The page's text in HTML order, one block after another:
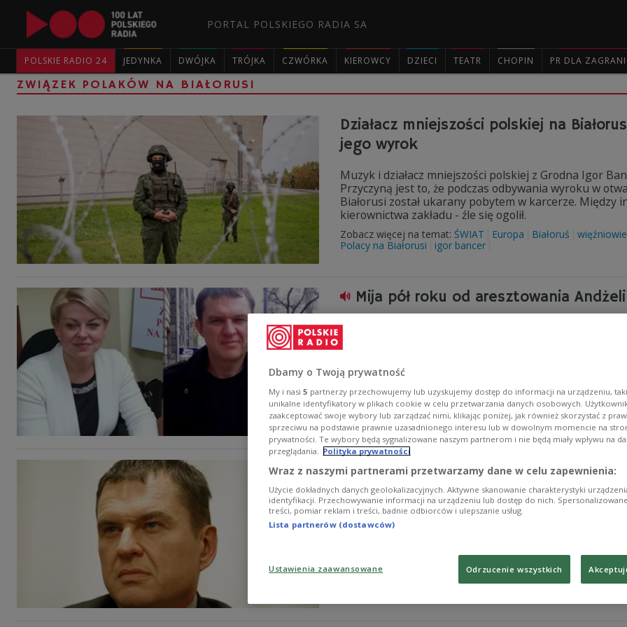
PORTAL POLSKIEGO RADIA SA
POLSKIE RADIO 24 JEDYNKA DWÓJKA TRÓJKA CZWÓRKA KIEROWCY DZIECI TEATR CHOPIN PR DLA
ZWIĄZEK POLAKÓW NA BIAŁORUSI
Działacz mniejszości polskiej na
jego wyrok
Muzyk i działacz mniejszości polskiej z Grodna Igor
Przyczyną jest to, że podczas odbywania wyroku w
Białorusi został ukarany pobytem w karcerze. Między
kierownictwa zakładu - źle się ogolił.
Zobacz więcej na temat: ŚWIAT Europa Białoruś
Polacy na Białorusi
igor bancer
Mija pół roku od aresztowania
Mija pół roku od aresztowania szefowej Związku
dni później Andrzej Poczobut przebywają w areszcie
"podżeganie do nienawiści".
Zobacz więcej na temat:
Radio Swaboda publikuje fragment
Nie będę prosić o ułaskawienie, nawet pod presją –
Związku Polaków na Białorusi, który od marca
nienawiści”.
Dbamy o Twoją prywatność
My i nasi 5 partnerzy przechowujemy lub uzyskujemy dostęp do informacji na urządzeniu,
unikalne identyfikatory w plikach cookie w celu przetwarzania danych osobowych.
zaakceptować swoje wybory lub zarządzać nimi, klikając poniżej, jak również skorzystać z
sprzeciwu na podstawie prawnie uzasadnionego interesu lub w dowolnym momencie na
prywatności. Te wybory będą sygnalizowane naszym partnerom i nie będą miały wpływu na
przeglądania. Polityka prywatności
Wraz z naszymi partnerami przetwarzamy dane w celu zapewnienia:
Użycie dokładnych danych geolokalizacyjnych. Aktywne skanowanie charakterystyki
identyfikacji. Przechowywanie informacji na urządzeniu lub dostęp do nich.
treści, pomiar reklam i treści, badnie odbiorców i ulepszanie usług.
Lista partnerów (dostawców)
Ustawienia zaawansowane Odrzucenie wszystkich